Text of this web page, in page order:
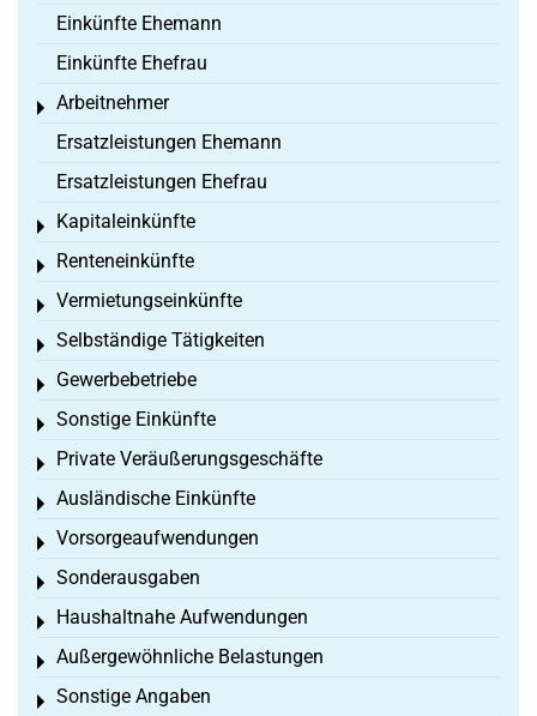
Einkünfte Ehemann
Einkünfte Ehefrau
Arbeitnehmer
Toggle menu
Ersatzleistungen Ehemann
Ersatzleistungen Ehefrau
Kapitaleinkünfte
Toggle menu
Renteneinkünfte
Toggle menu
Vermietungseinkünfte
Toggle menu
Selbständige Tätigkeiten
Toggle menu
Gewerbebetriebe
Toggle menu
Sonstige Einkünfte
Toggle menu
Private Veräußerungsgeschäfte
Toggle menu
Ausländische Einkünfte
Toggle menu
Vorsorgeaufwendungen
Toggle menu
Sonderausgaben
Toggle menu
Haushaltnahe Aufwendungen
Toggle menu
Außergewöhnliche Belastungen
Toggle menu
Sonstige Angaben
Toggle menu